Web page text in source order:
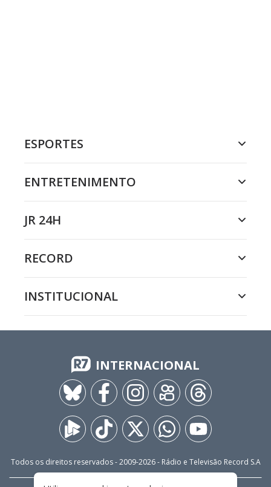
ESPORTES
ENTRETENIMENTO
JR 24H
RECORD
INSTITUCIONAL
INTERNACIONAL
Todos os direitos reservados - 2009-2026- Rádio e Televisão Record S.A